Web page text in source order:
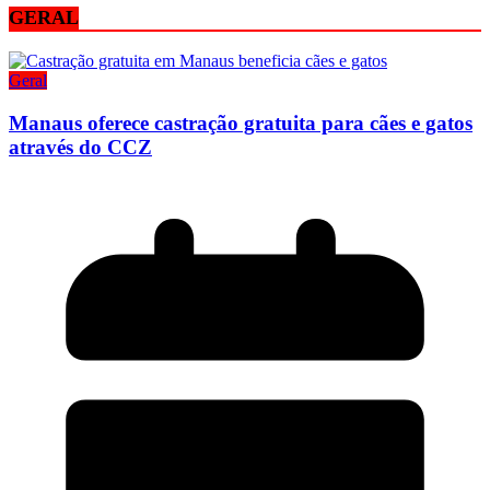
GERAL
Geral
Manaus oferece castração gratuita para cães e gatos
através do CCZ